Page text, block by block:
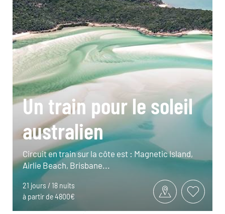
Un train pour le soleil
australien
Circuit en train sur la côte est : Magnetic Island,
Airlie Beach, Brisbane...
21 jours / 18 nuits
à partir de 4800€